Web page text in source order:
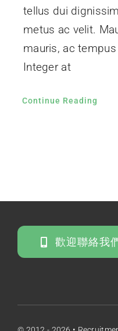
tellus dui
metus ac velit.
mauris, ac
Integer at
Continue Reading
歡迎聯絡我